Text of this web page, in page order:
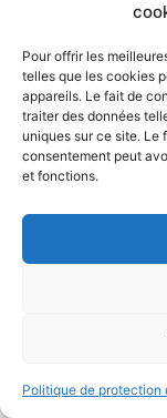
Pour offrir les
telles que les cookies
appareils. Le fait de
traiter des données
uniques sur ce site. Le
consentement peut
et fonctions.
Politique de protection